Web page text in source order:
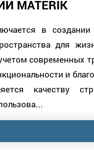
MATERIK
в
для
современных
и
качеству